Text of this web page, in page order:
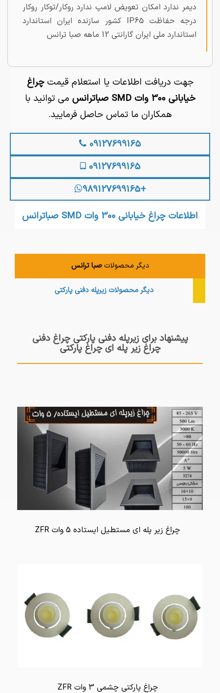
دیمر ندارد امکان تعویض لامپ ندارد روکار/توکار روکار
درجه حفاظت IP65 کشور سازنده ایران استاندارد
استاندارد ملی ایران گارانتی 12 ماهه صبا ترانس
جهت دریافت اطلاعات یا استعلام قیمتچراغ
خیابانی 300 وات SMD صباترانس
می توانید با
همکاران ما تماس حاصل فرمایید.
09127699165
09127699165
+989127699165
اطلاعات چراغ خیابانی 300 وات SMD صباترانس
دیگر محصولاتصبا ترانس
دیگر محصولاتزیرپله دفنی پارکتی
پیشنهاد برای زیرپله دفنی پارکتی چراغ دفنی
چراغ زیر پله ای چراغ پارکتی
چراغ زیر پله ای مستطیل ایستاده 5 وات ZFR
چراغ پارکتی چشمی 3 وات ZFR